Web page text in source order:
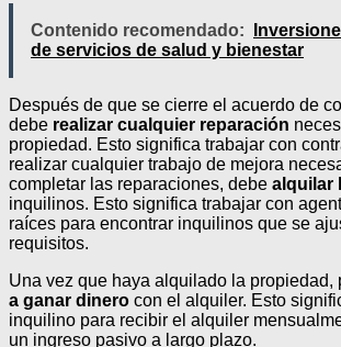
Contenido recomendado:
de servicios de salud y bienestar
Después de que se cierre el acuerdo de
debe realizar cualquier reparación
propiedad. Esto significa trabajar con
realizar cualquier trabajo de mejora
completar las reparaciones, debe alquilar
inquilinos. Esto significa trabajar con
raíces para encontrar inquilinos que se
requisitos.
Una vez que haya alquilado la propiedad,
a ganar dinero con el alquiler. Esto
inquilino para recibir el alquiler
un ingreso pasivo a largo plazo.